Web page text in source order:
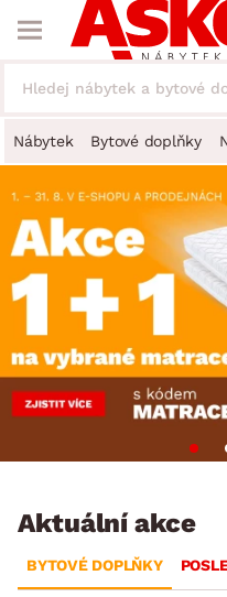
Nábytek Bytové doplňky
Aktuální akce
BYTOVÉ DOPLŇKY